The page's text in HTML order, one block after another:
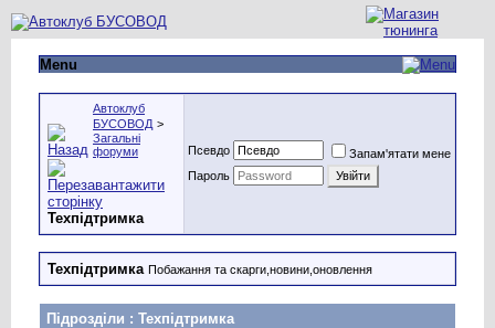
Menu
Автоклуб
БУСОВОД >
Загальні
форуми
Техпідтримка
Псевдо
Запам'ятати мене
Пароль
Техпідтримка Побажання та скарги,новини,оновлення
Підрозділи : Техпідтримка